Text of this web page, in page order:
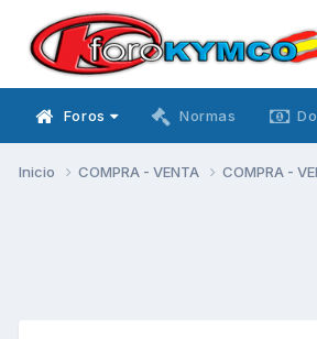
Foros Normas
Inicio COMPRA - VENTA COMPRA -